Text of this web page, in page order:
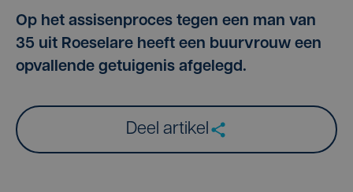
Op het assisenproces tegen een man van
35 uit Roeselare heeft een buurvrouw een
opvallende getuigenis afgelegd.
Deel artikel